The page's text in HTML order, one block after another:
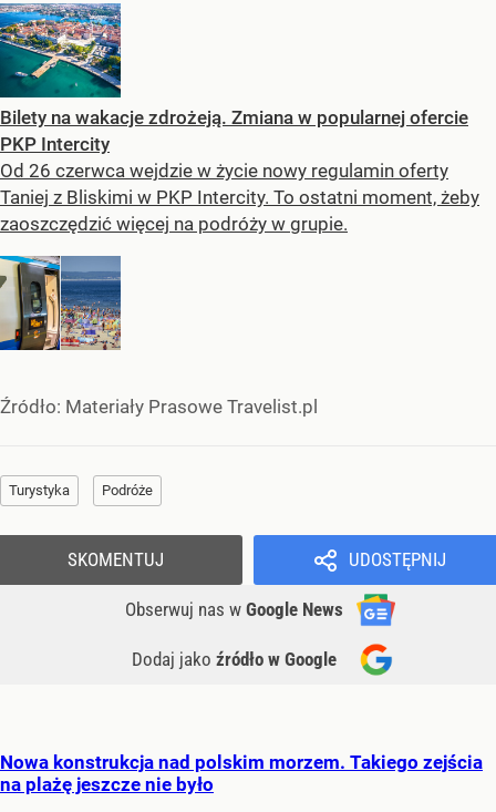
Bilety na wakacje zdrożeją. Zmiana w popularnej ofercie
PKP Intercity
Od 26 czerwca wejdzie w życie nowy regulamin oferty
Taniej z Bliskimi w PKP Intercity. To ostatni moment, żeby
zaoszczędzić więcej na podróży w grupie.
Źródło: Materiały Prasowe Travelist.pl
Turystyka Podróże
UDOSTĘPNIJ
Obserwuj nas w Google News
Dodaj jako źródło w Google
SKOMENTUJ
Nowa konstrukcja nad polskim morzem. Takiego zejścia
na plażę jeszcze nie było